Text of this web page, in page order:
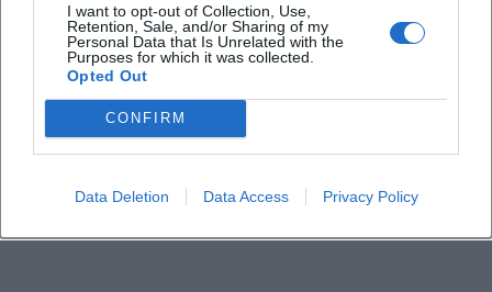
I want to opt-out of Collection, Use,
Retention, Sale, and/or Sharing of my
Personal Data that Is Unrelated with the
Purposes for which it was collected.
Opted Out
CONFIRM
Data Deletion Data Access Privacy Policy